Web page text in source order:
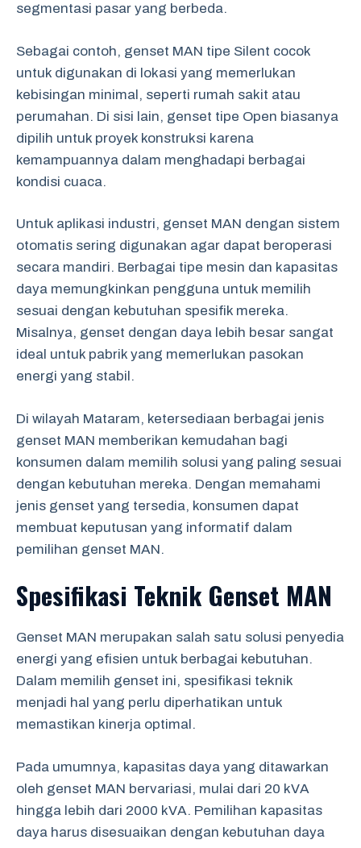
segmentasi pasar yang berbeda.
Sebagai contoh, genset MAN tipe Silent cocok
untuk digunakan di lokasi yang memerlukan
kebisingan minimal, seperti rumah sakit atau
perumahan. Di sisi lain, genset tipe Open biasanya
dipilih untuk proyek konstruksi karena
kemampuannya dalam menghadapi berbagai
kondisi cuaca.
Untuk aplikasi industri, genset MAN dengan sistem
otomatis sering digunakan agar dapat beroperasi
secara mandiri. Berbagai tipe mesin dan kapasitas
daya memungkinkan pengguna untuk memilih
sesuai dengan kebutuhan spesifik mereka.
Misalnya, genset dengan daya lebih besar sangat
ideal untuk pabrik yang memerlukan pasokan
energi yang stabil.
Di wilayah Mataram, ketersediaan berbagai jenis
genset MAN memberikan kemudahan bagi
konsumen dalam memilih solusi yang paling sesuai
dengan kebutuhan mereka. Dengan memahami
jenis genset yang tersedia, konsumen dapat
membuat keputusan yang informatif dalam
pemilihan genset MAN.
Spesifikasi Teknik Genset MAN
Genset MAN merupakan salah satu solusi penyedia
energi yang efisien untuk berbagai kebutuhan.
Dalam memilih genset ini, spesifikasi teknik
menjadi hal yang perlu diperhatikan untuk
memastikan kinerja optimal.
Pada umumnya, kapasitas daya yang ditawarkan
oleh genset MAN bervariasi, mulai dari 20 kVA
hingga lebih dari 2000 kVA. Pemilihan kapasitas
daya harus disesuaikan dengan kebutuhan daya